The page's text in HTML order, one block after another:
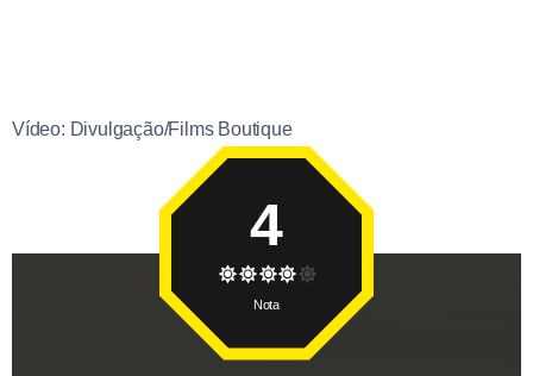
Vídeo: Divulgação/Films Boutique
4
Nota